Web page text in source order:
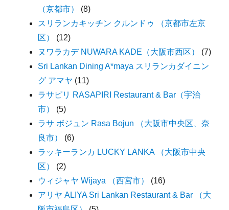
（京都市）
(8)
スリランカキッチン クルンドゥ （京都市左京
区）
(12)
ヌワラカデ NUWARA KADE（大阪市西区）
(7)
Sri Lankan Dining A*maya スリランカダイニン
グ アマヤ (11)
ラサピリ RASAPIRI Restaurant & Bar（宇治
市）
(5)
ラサ ボジュン Rasa Bojun （大阪市中央区、奈
良市）
(6)
ラッキーランカ LUCKY LANKA （大阪市中央
区）
(2)
ウィジャヤ Wijaya （西宮市）
(16)
アリヤ ALIYA Sri Lankan Restaurant & Bar （大